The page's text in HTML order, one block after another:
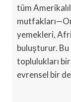
tüm
yemekleri,
buluşturur.
toplulukları
evrensel bir